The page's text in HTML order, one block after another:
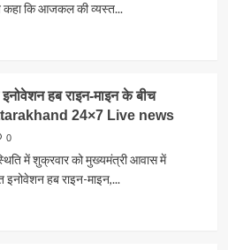
कहा कि आजकल की व्यस्त...
हब राइन-माइन के बीच
24×7 Live news
0
में शुक्रवार को मुख्यमंत्री आवास में
इनोवेशन हब राइन-माइन,...